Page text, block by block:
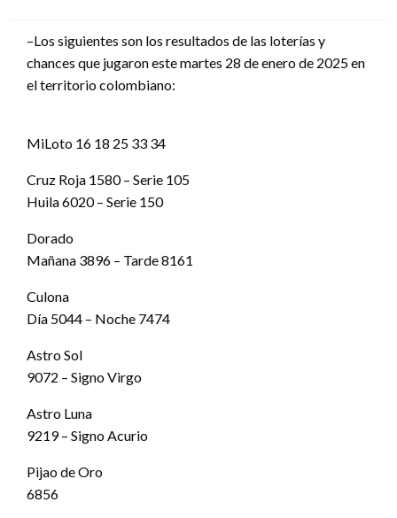
–Los siguientes son los resultados de las loterías y
chances que jugaron este martes 28 de enero de 2025 en
el territorio colombiano:
MiLoto 16 18 25 33 34
Cruz Roja 1580 – Serie 105
Huila 6020 – Serie 150
Dorado
Mañana 3896 – Tarde 8161
Culona
Día 5044 – Noche 7474
Astro Sol
9072 – Signo Virgo
Astro Luna
9219 – Signo Acurio
Pijao de Oro
6856